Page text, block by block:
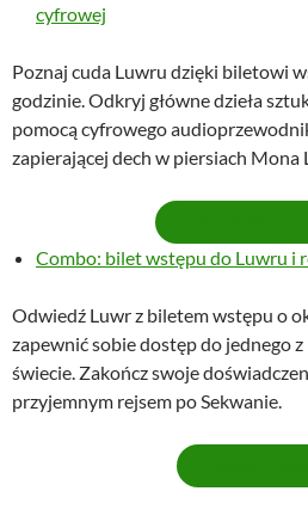
cyfrowej
Poznaj cuda Luwru dzięki biletowi
godzinie. Odkryj główne dzieła
pomocą cyfrowego
zapierającej dech w piersiach Mona
Combo: bilet wstępu do Luwru i
Odwiedź Luwr z biletem wstępu o
zapewnić sobie dostęp do jednego
świecie. Zakończ swoje
przyjemnym rejsem po Sekwanie.